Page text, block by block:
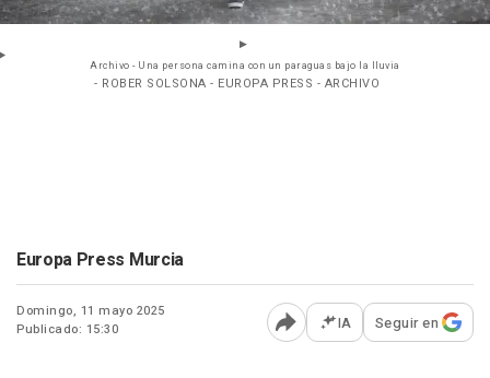
Archivo - Una persona camina con un paraguas bajo la lluvia
- ROBER SOLSONA - EUROPA PRESS - ARCHIVO
Europa Press Murcia
Domingo, 11 mayo 2025
Publicado: 15:30
Abrir opciones para
IA Seguir en